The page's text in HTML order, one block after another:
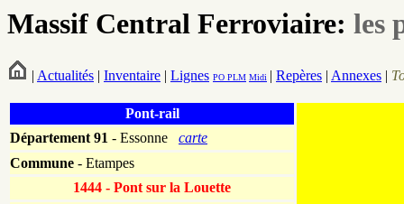
Massif Central Ferroviaire: les
| Actualités | Inventaire | Lignes PO PLM Midi | Repères | Annexes |
Pont-rail
Département91 - Essonne carte
Commune - Etampes
1444 - Pont sur la Louette